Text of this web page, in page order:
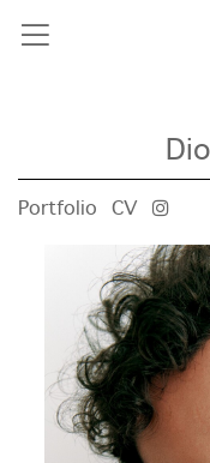
Portfolio
CV